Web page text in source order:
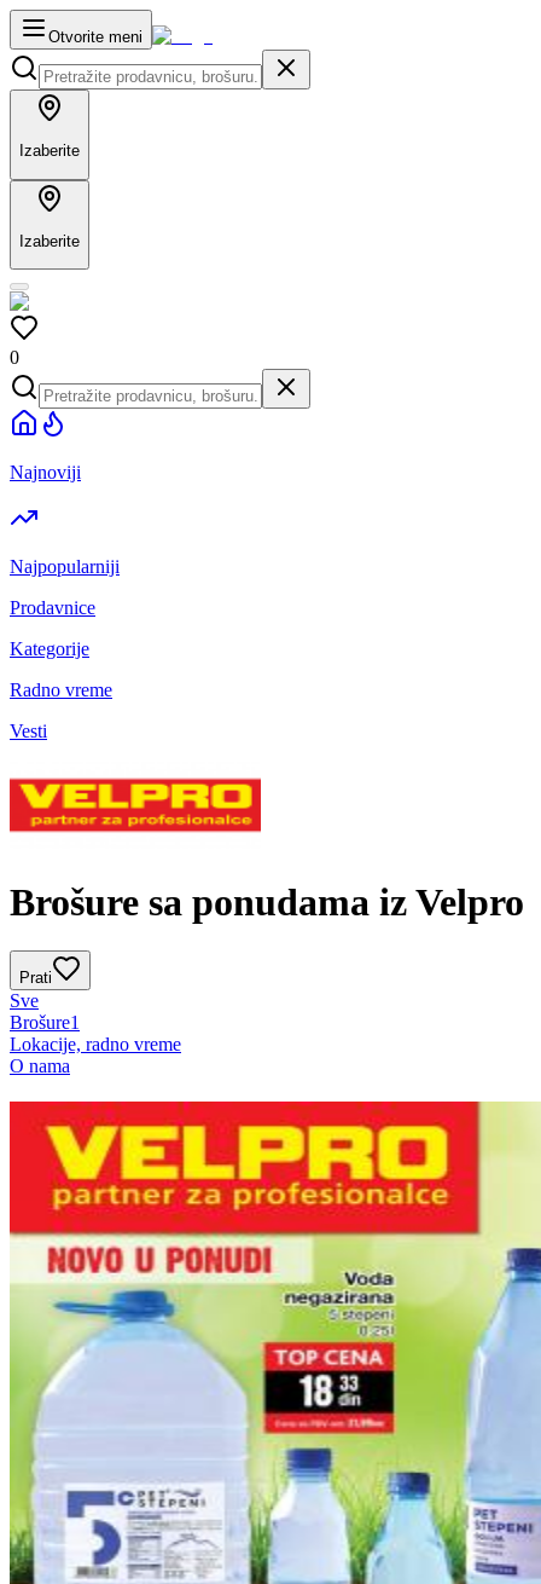
Otvorite meni
Izaberite
Izaberite
0
Najnoviji
Najpopularniji
Prodavnice
Kategorije
Radno vreme
Vesti
Brošure sa ponudama iz Velpro
Prati
Sve
Brošure1
Lokacije, radno vreme
O nama